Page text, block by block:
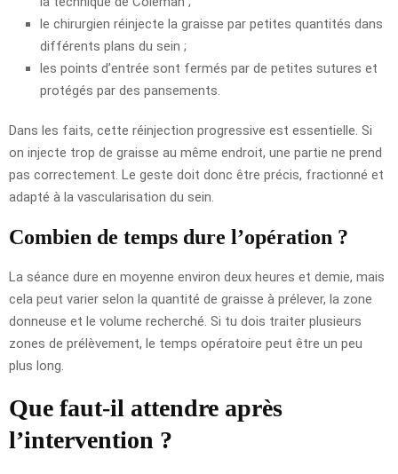
le chirurgien réinjecte la graisse par petites quantités dans
différents plans du sein ;
les points d’entrée sont fermés par de petites sutures et
protégés par des pansements.
Dans les faits, cette réinjection progressive est essentielle. Si
on injecte trop de graisse au même endroit, une partie ne prend
pas correctement. Le geste doit donc être précis, fractionné et
adapté à la vascularisation du sein.
Combien de temps dure l’opération ?
La séance dure en moyenne environ deux heures et demie, mais
cela peut varier selon la quantité de graisse à prélever, la zone
donneuse et le volume recherché. Si tu dois traiter plusieurs
zones de prélèvement, le temps opératoire peut être un peu
plus long.
Que faut-il attendre après
l’intervention ?